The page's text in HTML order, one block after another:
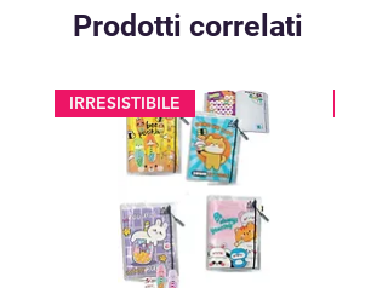
Prodotti correlati
IRRESISTIBILE